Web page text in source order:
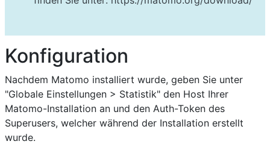
Konfiguration
Nachdem Matomo installiert wurde, geben Sie unter
"Globale Einstellungen > Statistik" den Host Ihrer
Matomo-Installation an und den Auth-Token des
Superusers, welcher während der Installation erstellt
wurde.